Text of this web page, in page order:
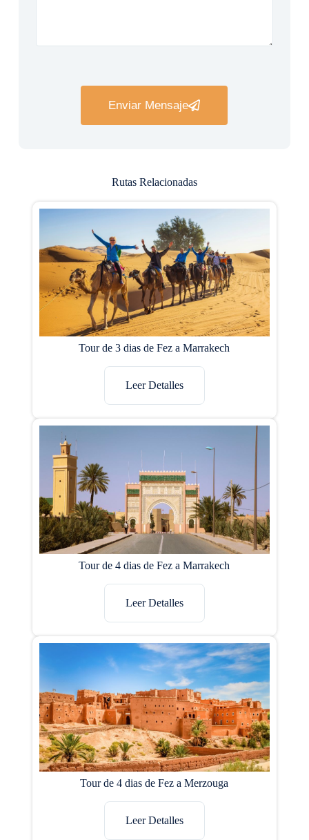
Enviar Mensaje
Rutas Relacionadas
Tour de 3 dias de Fez a Marrakech
Leer Detalles
Tour de 4 dias de Fez a Marrakech
Leer Detalles
Tour de 4 dias de Fez a Merzouga
Leer Detalles